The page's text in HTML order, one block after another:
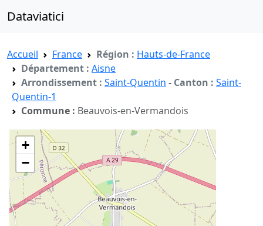
Dataviatici
Accueil France Région : Hauts-de-France
Département : Aisne
Arrondissement : Saint-Quentin - Canton : Saint-
Quentin-1
Commune : Beauvois-en-Vermandois
+
−